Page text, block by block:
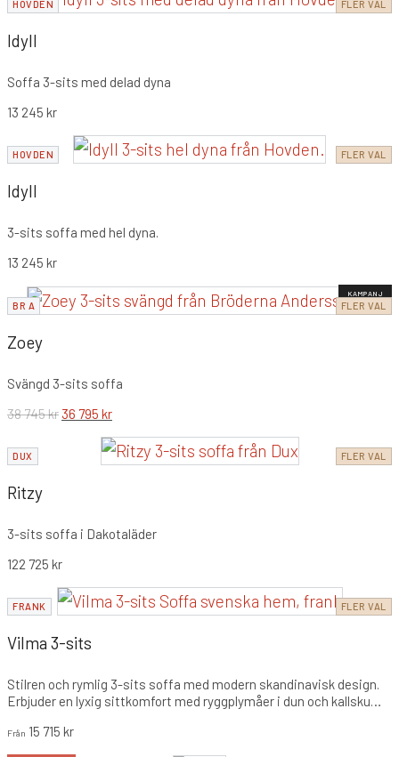
HOVDEN FLER VAL
Idyll
Soffa 3-sits med delad dyna
13 245 kr
HOVDEN FLER VAL
Idyll
3-sits soffa med hel dyna.
13 245 kr
KAMPANJ
BR A FLER VAL
Zoey
Svängd 3-sits soffa
38 745kr 36 795 kr
DUX FLER VAL
Ritzy
3-sits soffa i Dakotaläder
122 725 kr
FRANK FLER VAL
Vilma 3-sits
Stilren och rymlig 3-sits soffa med modern skandinavisk design.
Erbjuder en lyxig sittkomfort med ryggplymåer i dun och kallskum
Från 15 715 kr